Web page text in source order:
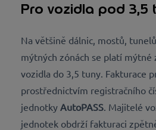
Pro vozidla pod 3,5
Na většině dálnic, mostů,
mýtných zónách se platí mýtné
vozidla do 3,5 tuny. Fakturace
prostřednictvím registračního
jednotky AutoPASS . Majitelé
jednotek obdrží fakturaci